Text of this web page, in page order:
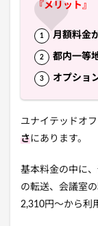
『メリット』
月額料金
都内一等
オプショ
ユナイテッドオ
さにあります。
基本料金の中に
の転送、会議室
2,310円〜から利